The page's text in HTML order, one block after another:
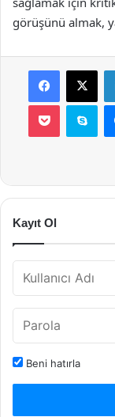
görüşünü almak,
Facebook
X
Pocket
Kayıt Ol
Beni hatırla